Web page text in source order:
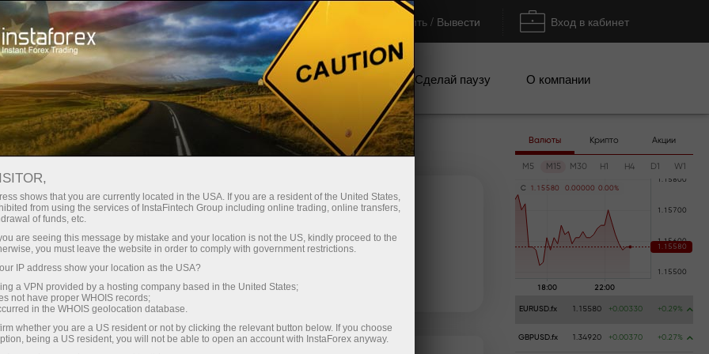
торговый счёт Торговые платформы Пополнить / Вывести Вход в кабинет
Инвесторам Партнерам Промоакции Сделай паузу О компании
27.09.2021 10:45
правил Форекс-торговли
Валюты Крипто Акции
M5 M15 M30 H1 H4 D1 W1
C 1 . 1 5580 0 .00000 0 .00%
EURUSD.fx 1.15580 +0.00330 +0.29%
GBPUSD.fx 1.34920 +0.00370 +0.27%
shows that you are currently located in the USA. If you are a resident of the United States,
from using the services of InstaFintech Group including online trading, online transfers,
of funds, etc.
are seeing this message by mistake and your location is not the US, kindly proceed to the
you must leave the website in order to comply with government restrictions.
IP address show your location as the USA?
a VPN provided by a hosting company based in the United States;
not have proper WHOIS records;
in the WHOIS geolocation database.
whether you are a US resident or not by clicking the relevant button below. If you choose
being a US resident, you will not be able to open an account with InstaForex anyway.